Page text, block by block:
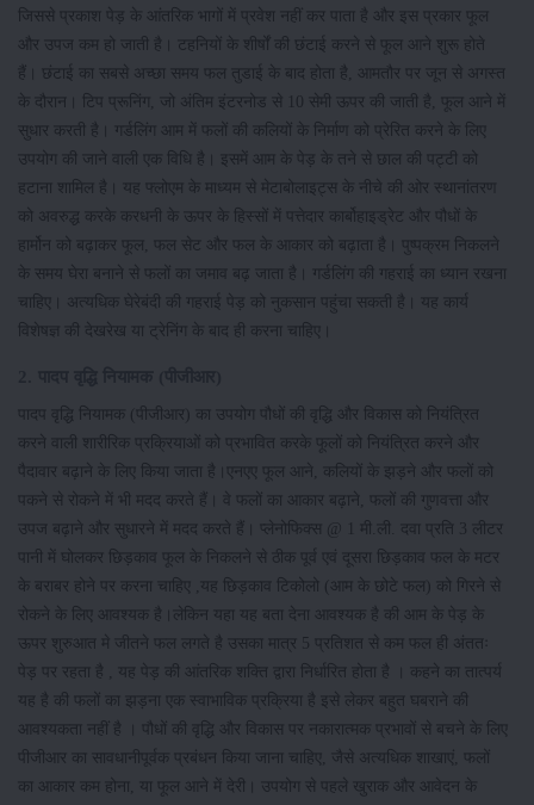
जिससे प्रकाश पेड़ के आंतरिक भागों में प्रवेश नहीं कर पाता है और इस प्रकार फूल
और उपज कम हो जाती है। टहनियों के शीर्षों की छंटाई करने से फूल आने शुरू होते
हैं। छंटाई का सबसे अच्छा समय फल तुडाई के बाद होता है, आमतौर पर जून से अगस्त
के दौरान। टिप प्रूनिंग, जो अंतिम इंटरनोड से 10 सेमी ऊपर की जाती है, फूल आने में
सुधार करती है। गर्डलिंग आम में फलों की कलियों के निर्माण को प्रेरित करने के लिए
उपयोग की जाने वाली एक विधि है। इसमें आम के पेड़ के तने से छाल की पट्टी को
हटाना शामिल है। यह फ्लोएम के माध्यम से मेटाबोलाइट्स के नीचे की ओर स्थानांतरण
को अवरुद्ध करके करधनी के ऊपर के हिस्सों में पत्तेदार कार्बोहाइड्रेट और पौधों के
हार्मोन को बढ़ाकर फूल, फल सेट और फल के आकार को बढ़ाता है। पुष्पक्रम निकलने
के समय घेरा बनाने से फलों का जमाव बढ़ जाता है। गर्डलिंग की गहराई का ध्यान रखना
चाहिए। अत्यधिक घेरेबंदी की गहराई पेड़ को नुकसान पहुंचा सकती है। यह कार्य
विशेषज्ञ की देखरेख या ट्रेनिंग के बाद ही करना चाहिए।
पादप वृद्धि नियामक (पीजीआर) का उपयोग पौधों की वृद्धि और विकास को नियंत्रित
करने वाली शारीरिक प्रक्रियाओं को प्रभावित करके फूलों को नियंत्रित करने और
पैदावार बढ़ाने के लिए किया जाता है।एनएए फूल आने, कलियों के झड़ने और फलों को
पकने से रोकने में भी मदद करते हैं। वे फलों का आकार बढ़ाने, फलों की गुणवत्ता और
उपज बढ़ाने और सुधारने में मदद करते हैं। प्लेनोफिक्स @ 1 मी.ली. दवा प्रति 3 लीटर
पानी में घोलकर छिड़काव फूल के निकलने से ठीक पूर्व एवं दूसरा छिड़काव फल के मटर
के बराबर होने पर करना चाहिए ,यह छिड़काव टिकोलो (आम के छोटे फल) को गिरने से
रोकने के लिए आवश्यक है।लेकिन यहा यह बता देना आवश्यक है की आम के पेड़ के
ऊपर शुरुआत मे जीतने फल लगते है उसका मात्र 5 प्रतिशत से कम फल ही अंततः
पेड़ पर रहता है , यह पेड़ की आंतरिक शक्ति द्वारा निर्धारित होता है । कहने का तात्पर्य
यह है की फलों का झड़ना एक स्वाभाविक प्रक्रिया है इसे लेकर बहुत घबराने की
आवश्यकता नहीं है । पौधों की वृद्धि और विकास पर नकारात्मक प्रभावों से बचने के लिए
पीजीआर का सावधानीपूर्वक प्रबंधन किया जाना चाहिए, जैसे अत्यधिक शाखाएं, फलों
का आकार कम होना, या फूल आने में देरी। उपयोग से पहले खुराक और आवेदन के